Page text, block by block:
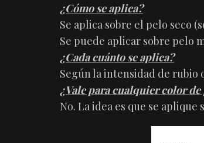
¿Cómo se aplica?
Se aplica sobre el pelo seco
Se puede aplicar sobre pelo
¿Cada cuánto se aplica?
Según la intensidad de rubio
¿Vale para cualquier color de
No. La idea es que se